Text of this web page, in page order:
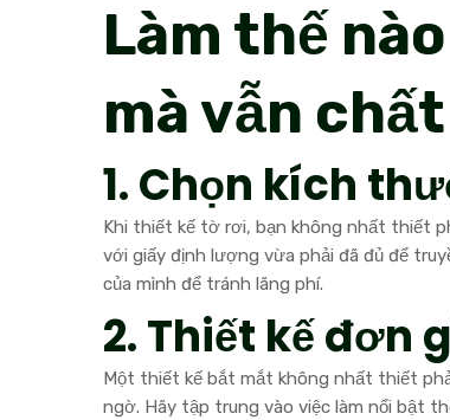
Làm thế
mà vẫn
1. Chọn kích
Khi thiết kế tờ rơi, bạn không nhất thiết
với giấy định lượng vừa phải đã đủ để
của mình để tránh lãng phí.
2. Thiết kế đơn
Một thiết kế bắt mắt không nhất thiết
ngờ. Hãy tập trung vào việc làm nổi bật